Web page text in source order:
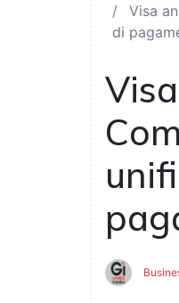
Visa
di